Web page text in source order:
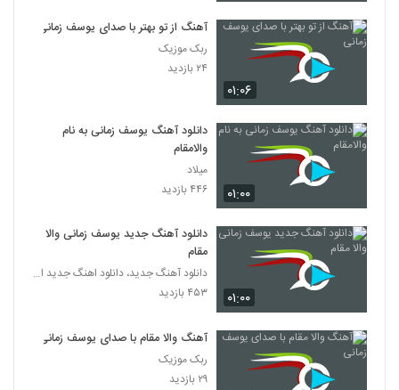
۰۱:۰۶
آهنگ از تو بهتر با صدای یوسف زمانی
ربک موزیک
۲۴ بازدید
۰۱:۰۰
دانلود آهنگ یوسف زمانی به نام
والامقام
میلاد
۴۴۶ بازدید
۰۱:۰۰
دانلود آهنگ جدید یوسف زمانی والا
مقام
دانلود آهنگ جدید، دانلود اهنگ جدید ایرانی
۴۵۳ بازدید
آهنگ والا مقام با صدای یوسف زمانی
ربک موزیک
۲۹ بازدید